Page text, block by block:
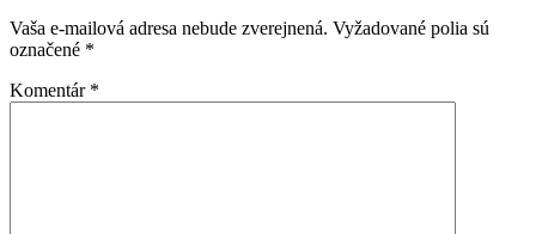
Vaša e-mailová adresa nebude zverejnená. Vyžadované polia sú
označené *
Komentár *